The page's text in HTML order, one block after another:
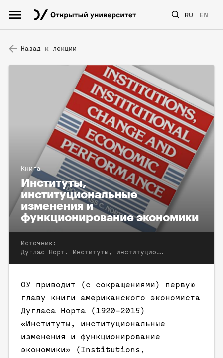
RU EN
Назад к лекции
Книга
Институты,
институциональные
изменения и
функционирование экономики
Источник:
Дуглас Норт. Институты, институциональные изменения и функционирование экономики. М., 1997
ОУ приводит (с сокращениями) первую
главу книги американского экономиста
Дугласа Норта (1920–2015)
«Институты, институциональные
изменения и функционирование
экономики» (Institutions,